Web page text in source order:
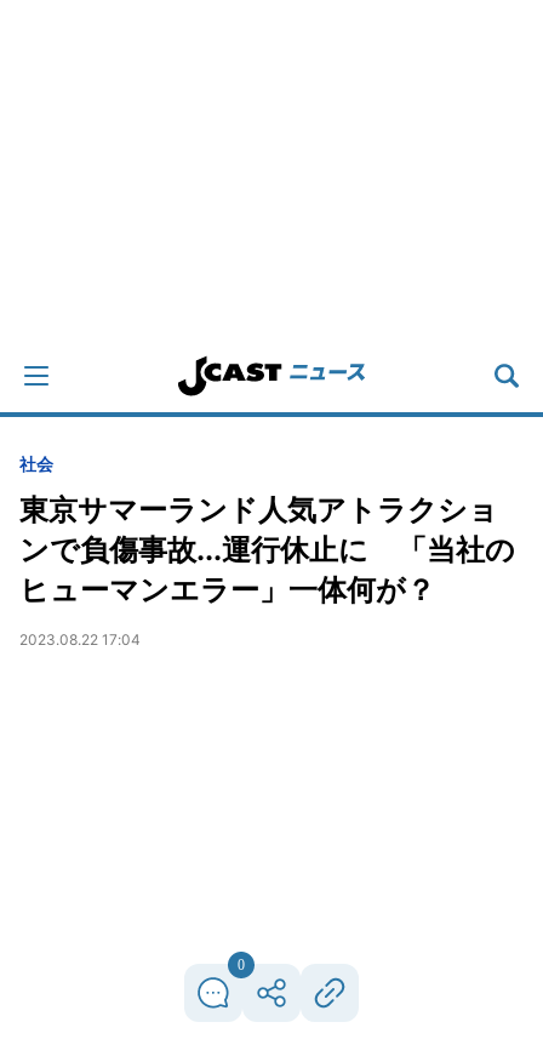
社会
東京サマーランド人気アトラクショ
ンで負傷事故...運行休止に 「当社の
ヒューマンエラー」一体何が？
2023.08.22 17:04
0